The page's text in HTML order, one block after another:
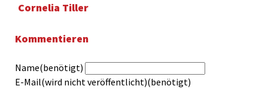
Cornelia Tiller
Kommentieren
Name(benötigt)
E-Mail(wird nicht veröffentlicht)(benötigt)